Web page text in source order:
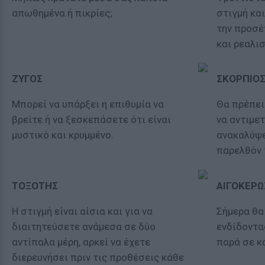
απωθημένα ή πικρίες;
στιγμή
την
και
ΖΥΓΟΣ
Μπορεί να υπάρξει η επιθυμία να
βρείτε ή να ξεσκεπάσετε ότι είναι
μυστικό και κρυμμένο.
ΣΚΟΡΠΙΟΣ
Θα
να
παρελθόν
ΤΟΞΟΤΗΣ
Η στιγμή είναι αίσια και για να
διαιτητεύσετε ανάμεσα σε δύο
αντίπαλα μέρη, αρκεί να έχετε
διερευνήσει πριν τις προθέσεις κάθε
Σήμερα
παρά σε